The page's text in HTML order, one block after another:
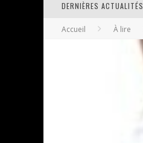
DERNIÈRES ACTUALITÉS
Accueil À lire